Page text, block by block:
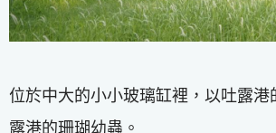
位於中大的小小玻璃缸裡，以吐露港
露港的珊瑚幼蟲。